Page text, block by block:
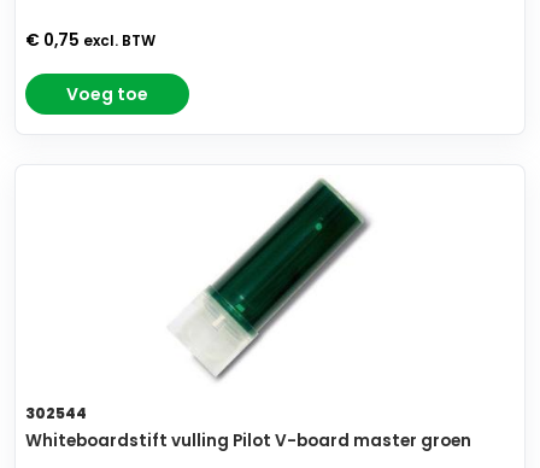
€ 0,75 excl. BTW
Voeg toe
302544
Whiteboardstift vulling Pilot V-board master groen